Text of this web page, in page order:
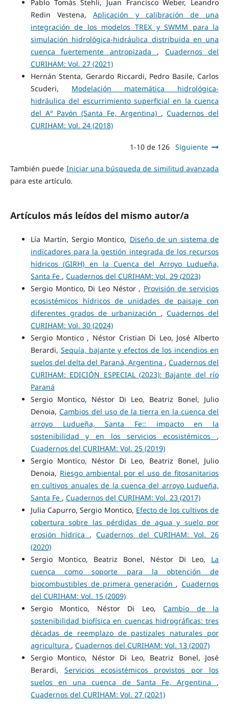
Pablo Tomás Stehli, Juan Francisco Weber, Leandro
Redin Vestena,Aplicación y calibración de una
integración de los modelos TREX y SWMM para la
simulación hidrológica-hidráulica distribuida en una
cuenca fuertemente antropizada , Cuadernos del
CURIHAM: Vol. 27 (2021)
Hernán Stenta, Gerardo Riccardi, Pedro Basile, Carlos
Scuderi, Modelación matemática hidrológica-
hidráulica del escurrimiento superficial en la cuenca
del A° Pavón (Santa Fe, Argentina) ,Cuadernos del
CURIHAM: Vol. 24 (2018)
1-10 de 126 Siguiente
También puede Iniciar una búsqueda de similitud avanzada
para este artículo.
Artículos más leídos del mismo autor/a
Lía Martín, Sergio Montico, Diseño de un sistema de
indicadores para la gestión integrada de los recursos
hídricos (GIRH) en la Cuenca del Arroyo Ludueña,
Santa Fe , Cuadernos del CURIHAM: Vol. 29 (2023)
Sergio Montico, Di Leo Néstor , Provisión de servicios
ecosistémicos hídricos de unidades de paisaje con
diferentes grados de urbanización , Cuadernos del
CURIHAM: Vol. 30 (2024)
Sergio Montico , Néstor Cristian Di Leo, José Alberto
Berardi, Sequía, bajante y efectos de los incendios en
suelos del delta del Paraná, Argentina , Cuadernos del
CURIHAM: EDICIÓN ESPECIAL (2023): Bajante del río
Paraná
Sergio Montico, Néstor Di Leo, Beatriz Bonel, Julio
Denoia, Cambios del uso de la tierra en la cuenca del
arroyo Ludueña, Santa Fe:: impacto en la
sostenibilidad y en los servicios ecosistémicos ,
Cuadernos del CURIHAM: Vol. 25 (2019)
Sergio Montico, Néstor Di Leo, Beatriz Bonel, Julio
Denoia, Riesgo ambiental por el uso de fitosanitarios
en cultivos anuales de la cuenca del arroyo Ludueña,
Santa Fe , Cuadernos del CURIHAM: Vol. 23 (2017)
Julia Capurro, Sergio Montico, Efecto de los cultivos de
cobertura sobre las pérdidas de agua y suelo por
erosión hídrica ,Cuadernos del CURIHAM: Vol. 26
(2020)
Sergio Montico, Beatriz Bonel, Néstor Di Leo, La
cuenca como soporte para la obtención de
biocombustibles de primera generación ,Cuadernos
del CURIHAM: Vol. 15 (2009)
Sergio Montico, Néstor Di Leo,Cambio de la
sostenibilidad biofísica en cuencas hidrográficas: tres
décadas de reemplazo de pastizales naturales por
agricultura , Cuadernos del CURIHAM: Vol. 13 (2007)
Sergio Montico, Néstor Di Leo, Beatriz Bonel, José
Berardi, Servicios ecosistémicos provistos por los
suelos en una cuenca de Santa Fe, Argentina ,
Cuadernos del CURIHAM: Vol. 27 (2021)